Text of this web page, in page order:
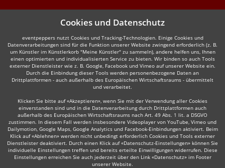
Cookies und Datenschutz
eventpeppers nutzt Cookies und Tracking-Technologien. Einige Cookies und
Datenverarbeitungen sind für die Funktion unserer Website zwingend erforderlich (z. B.
um Künstler im Künstlerkorb "Meine Künstler" zu sammeln), andere helfen uns, Ihnen
einen optimierten und individualisierten Service zu bieten. Wir binden so auch Tools
externer Dienstleister wie z. B. Google, Facebook und Vimeo auf unserer Website ein.
Durch die Einbindung dieser Tools werden personenbezogene Daten an
Drittplattformen - auch außerhalb des Europäischen Wirtschaftsraums - übermittelt
und verarbeitet.
Klicken Sie bitte auf «Akzeptieren», wenn Sie mit der Verwendung aller Cookies
einverstanden sind und in die Datenverarbeitung durch Drittplattformen auch
außerhalb des Europäischen Wirtschaftsraums nach Art. 49 Abs. 1 lit. a DSGVO
zustimmen. In diesem Fall werden insbesondere Videoplayer von YouTube, Vimeo und
Dailymotion, Google Maps, Google Analytics und Facebook-Einbindungen aktiviert. Beim
Klick auf «Ablehnen» werden nicht unbedingt erforderlich Cookies und Tools externer
Dienstleister deaktiviert. Durch einen Klick auf «Datenschutz-Einstellungen» können Sie
individuelle Einstellungen treffen und bereits erteilte Einwilligungen widerrufen. Diese
Einstellungen erreichen Sie auch jederzeit über den Link «Datenschutz» im Footer
unserer Website.